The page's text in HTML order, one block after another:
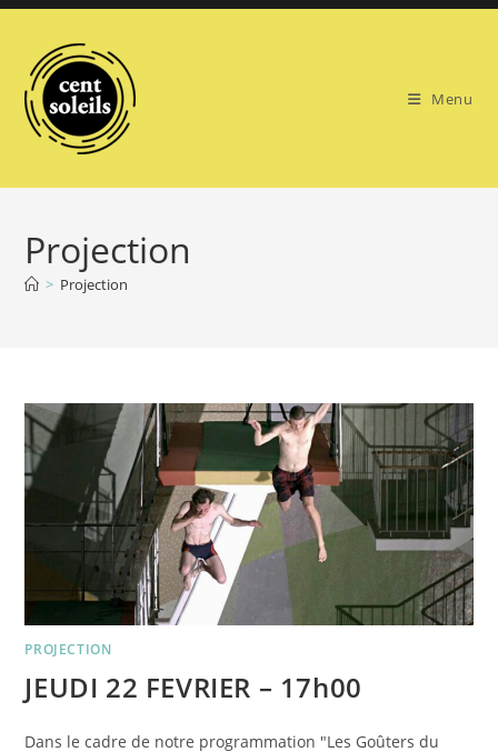
Skip
content
Menu
Projection
> Projection
PROJECTION
JEUDI 22 FEVRIER – 17h00
Dans le cadre de notre programmation "Les Goûters du